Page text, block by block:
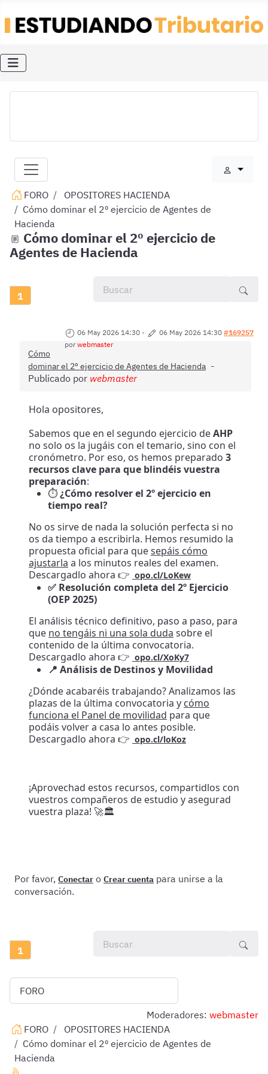
FORO
OPOSITORES HACIENDA
Cómo dominar el 2º ejercicio de Agentes de
Hacienda
Cómo dominar el 2º ejercicio de
Agentes de Hacienda
1
06 May 2026 14:30 - 06 May 2026 14:30 #169257
porwebmaster
Cómo
dominar el 2º ejercicio de Agentes de Hacienda
Publicado por webmaster
Hola opositores,
Sabemos que en el segundo ejercicio deAHP
no solo os la jugáis con el temario, sino con el
cronómetro. Por eso, os hemos preparado 3
recursos clave para que blindéis vuestra
preparación:
⏱️¿Cómo resolver el 2º ejercicio en
tiempo real?
No os sirve de nada la solución perfecta si no
os da tiempo a escribirla. Hemos resumido la
propuesta oficial para quesepáis cómo
ajustarla a los minutos reales del examen.
Descargadlo ahora 👉 opo.cl/LoKew
✅ Resolución completa del 2º Ejercicio
(OEP 2025)
El análisis técnico definitivo, paso a paso, para
que no tengáis ni una sola duda sobre el
contenido de la última convocatoria.
Descargadlo ahora 👉 opo.cl/XoKy7
📍 Análisis de Destinos y Movilidad
¿Dónde acabaréis trabajando? Analizamos las
plazas de la última convocatoria y cómo
funciona el Panel de movilidad para que
podáis volver a casa lo antes posible.
Descargadlo ahora 👉 opo.cl/loKoz
¡Aprovechad estos recursos, compartidlos con
vuestros compañeros de estudio y asegurad
vuestra plaza! 🚀🏛️
Por favor, Conectar o Crear cuenta para unirse a la
conversación.
1
Moderadores: webmaster
FORO
OPOSITORES HACIENDA
Cómo dominar el 2º ejercicio de Agentes de
Hacienda